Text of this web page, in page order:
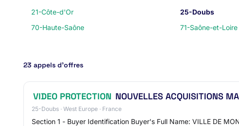
21-Côte-d'Or 25-Doubs
70-Haute-Saône
71-Saône-et-Loire
23 appels d’offres
VIDEO PROTECTION NOUVELLES ACQUISITIONS
25-Doubs · West Europe · France
Section 1 - Buyer Identification Buyer's Full Name: VILLE DE